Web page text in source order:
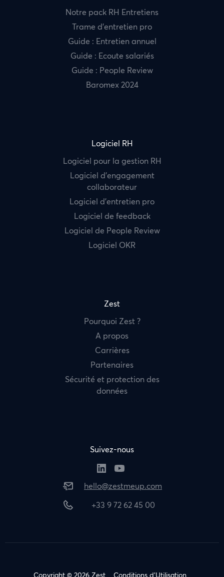
Notre pack RH Entretiens
Trame d’entretien pro
Guide : Entretien annuel
Guide : Ecoute salariés
Guide : People Review
Baromex 2024
Logiciel RH
Logiciel pour la gestion RH
Logiciel d’engagement
collaborateur
Logiciel d’entretien pro
Logiciel de feedback
Logiciel de People Review
Logiciel OKR
Zest
Pourquoi Zest ?
A propos
Carrières
Partenaires
Sécurité et protection des
données
Suivez-nous
hello@zestmeup.com
+33 9 72 62 45 00
Copyright © 2026 Zest Conditions d’Utilisation